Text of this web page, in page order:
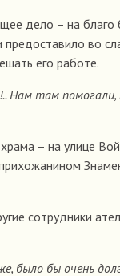
дело – на
предоставило во
его работе.
Нам там
– на улице
сотрудники
было бы очень